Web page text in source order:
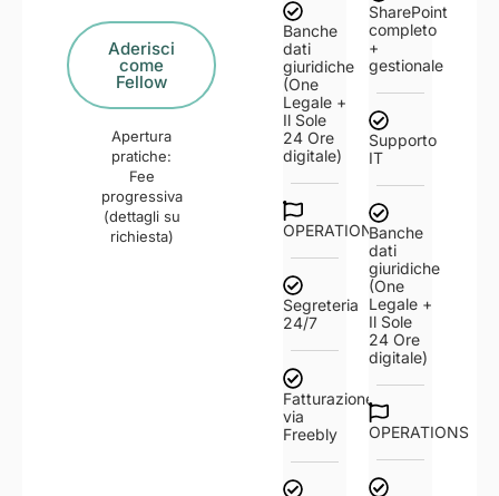
Aderisci
come
Fellow
Apertura
pratiche:
Fee
progressiva
(dettagli su
richiesta)
Banche
dati
giuridiche
(One
Legale +
Il Sole
24 Ore
digitale)
OPERATIONS
Segreteria
24/7
Fatturazione
via
Freebly
SharePoint
completo
+
gestionale
Supporto
IT
Banche
dati
giuridiche
(One
Legale +
Il Sole
24 Ore
digitale)
OPERATIONS